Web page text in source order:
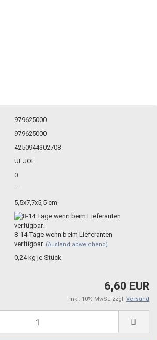
979625000
979625000
4250944302708
ULJOE
0
---
5,5x7,7x5,5 cm
8-14 Tage wenn beim Lieferanten
verfügbar. (Ausland abweichend)
0,24kg je Stück
6,60 EUR
inkl. 10% MwSt. zzgl. Versand